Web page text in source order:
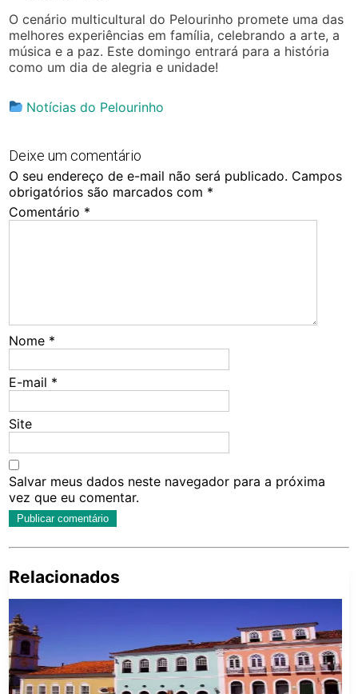
O cenário multicultural do Pelourinho promete uma das
melhores experiências em família, celebrando a arte, a
música e a paz. Este domingo entrará para a história
como um dia de alegria e unidade!
Notícias do Pelourinho
Deixe um comentário
O seu endereço de e-mail não será publicado. Campos
obrigatórios são marcados com *
Comentário *
Nome *
E-mail *
Site
Salvar meus dados neste navegador para a próxima
vez que eu comentar.
Relacionados